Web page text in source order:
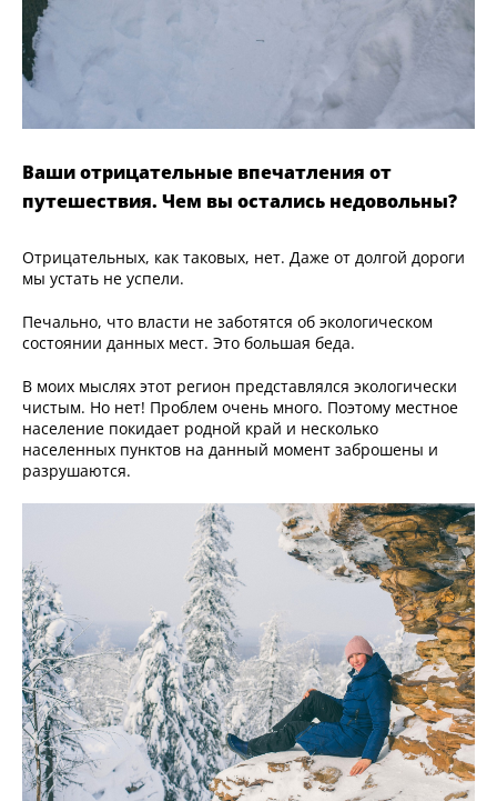
Ваши отрицательные впечатления от
путешествия. Чем вы остались недовольны?
Отрицательных, как таковых, нет. Даже от долгой дороги
мы устать не успели.
Печально, что власти не заботятся об экологическом
состоянии данных мест. Это большая беда.
В моих мыслях этот регион представлялся экологически
чистым. Но нет! Проблем очень много. Поэтому местное
население покидает родной край и несколько
населенных пунктов на данный момент заброшены и
разрушаются.